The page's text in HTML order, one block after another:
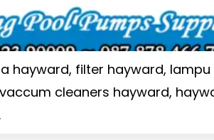
hayward, filter hayward,
cleaners hayward,